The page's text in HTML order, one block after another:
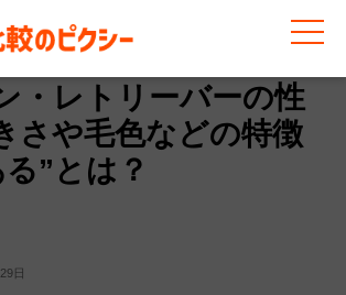
犬 犬の種別 ゴールデン・レトリー
・レトリーバーの性
さや毛色などの特徴
”とは？
日